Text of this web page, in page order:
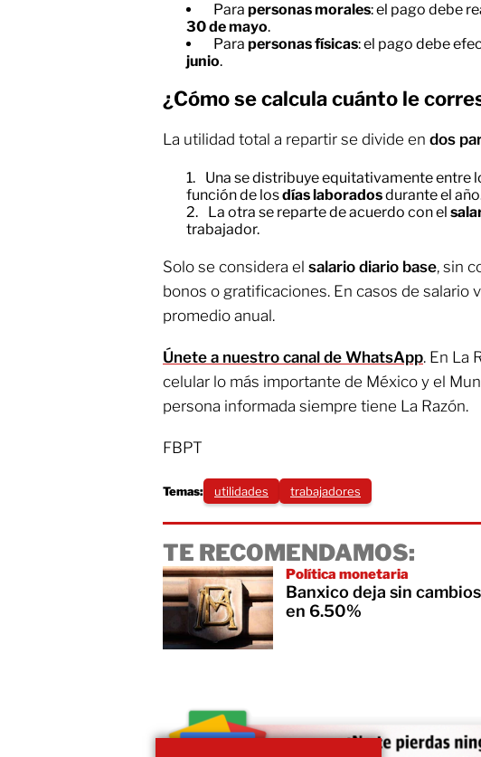
Para personas morales: el pago debe
30 de mayo.
Para personas físicas: el pago debe
junio.
¿Cómo se calcula cuánto le
La utilidad total a repartir se divide en dos
Una se distribuye equitativamente entre
función de losdías laboradosdurante el
La otra se reparte de acuerdo con el
trabajador.
Solo se considera el salario diario base, sin
bonos o gratificaciones. En casos de salario
promedio anual.
Únete a nuestro canal de WhatsApp. En La
celular lo más importante de México y el
persona informada siempre tiene La Razón.
FBPT
Temas: utilidades trabajadores
TE RECOMENDAMOS:
Política monetaria
Banxico deja sin
en 6.50%